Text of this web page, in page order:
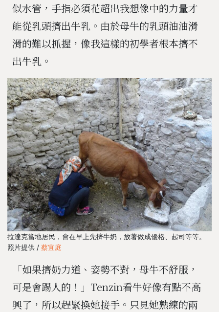
似水管，手指必須花超出我想像中的力量才
能從乳頭擠出牛乳。由於母牛的乳頭油油滑
滑的難以抓握，像我這樣的初學者根本擠不
出牛乳。
拉達克當地居民，會在早上先擠牛奶，放著做成優格、起司等等。
照片提供 / 蔡宜庭
「如果擠奶力道、姿勢不對，母牛不舒服，
可是會踢人的！」Tenzin看牛好像有點不高
興了，所以趕緊換她接手。只見她熟練的兩